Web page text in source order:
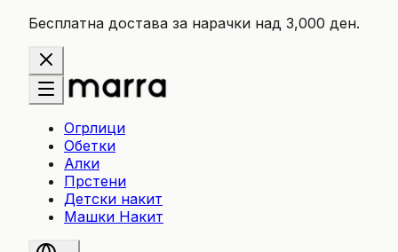
Бесплатна достава за нарачки над 3,000 ден.
Огрлици
Обетки
Алки
Прстени
Детски накит
Машки Накит